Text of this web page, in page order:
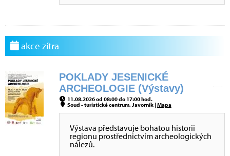
akce zítra
POKLADY JESENICKÉ
ARCHEOLOGIE (Výstavy)
11.08.2026 od 08:00 do 17:00 hod.
Soud - turistické centrum, Javorník |Mapa
Výstava představuje bohatou historii
regionu prostřednictvím archeologických
nálezů.